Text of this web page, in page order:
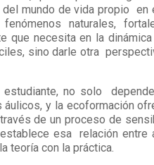
mundo de vida propio en
naturales,
necesita en la
sino darle otra
no solo
y la ecoformación
de un proceso de
esa relación entre
teoría con la práctica.